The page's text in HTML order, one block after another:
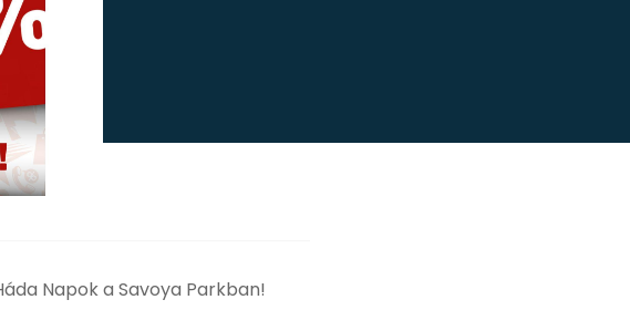
Napok a Savoya Parkban!